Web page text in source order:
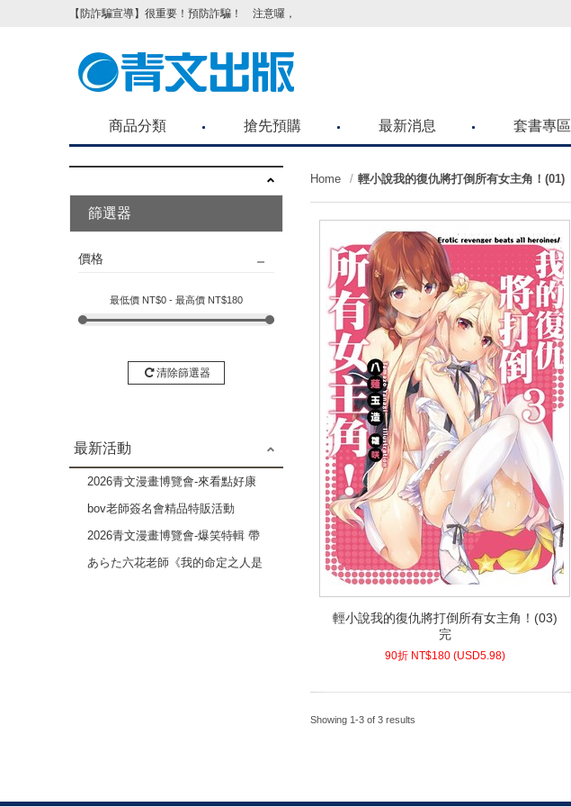
【防詐騙宣導】很重要！預防詐騙！ 注意囉，不要被騙了！請各位喜歡青文購物網的朋友們，提高警覺！
商品分類 搶先預購 最新消息 套書專區
篩選器
價格
最低價 NT$0 - 最高價 NT$180
清除篩選器
最新活動
2026青文漫畫博覽會-來看點好康
的吧 成人漫畫作品特輯-2本79折
bov老師簽名會精品特販活動
2026青文漫畫博覽會-爆笑特輯 帶
給你歡樂療癒的時光-3本82折
あらた六花老師《我的命定之人是
Home 輕小說我的復仇將打倒所有女主角！(01)
輕小說我的復仇將打倒所有女主角！(03)
完
90折 NT$180(USD5.98)
完
180 (
Showing 1-3 of 3 results